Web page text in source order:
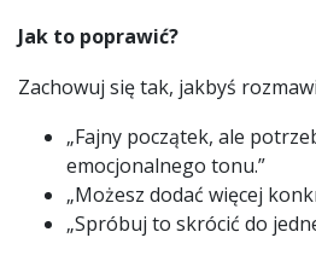
Jak to poprawić?
Zachowuj się tak, jakbyś
„Fajny początek, ale
emocjonalnego tonu.”
„Możesz dodać więcej
„Spróbuj to skrócić do